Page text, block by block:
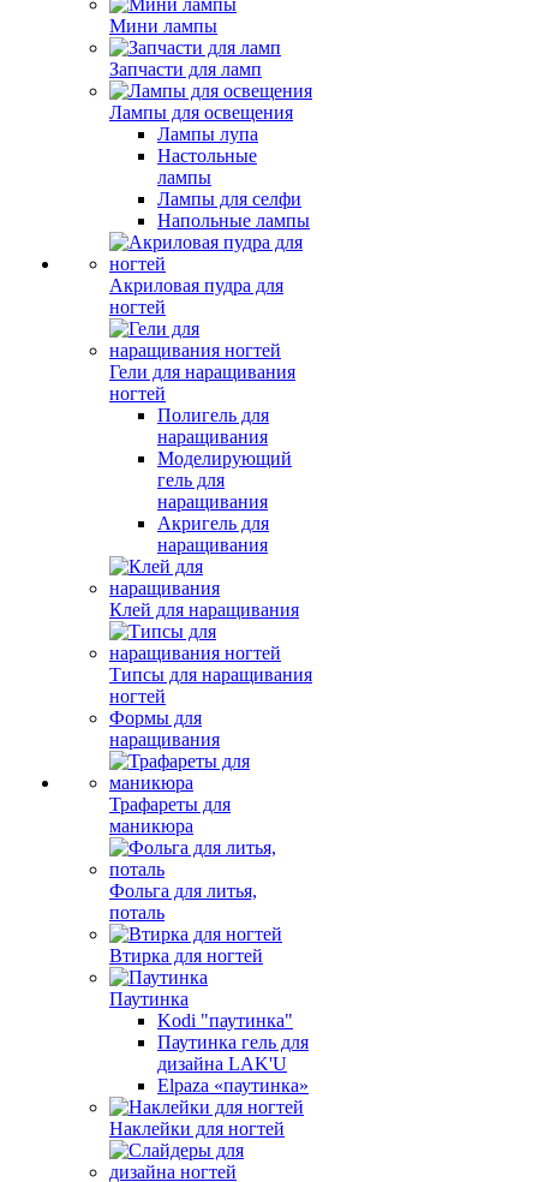
Мини лампы
Запчасти для ламп
Лампы для освещения
Лампы лупа
Настольные
лампы
Лампы для селфи
Напольные лампы
Акриловая пудра для
ногтей
Гели для наращивания
ногтей
Полигель для
наращивания
Моделирующий
гель для
наращивания
Акригель для
наращивания
Клей для наращивания
Типсы для наращивания
ногтей
Формы для
наращивания
Трафареты для
маникюра
Фольга для литья,
поталь
Втирка для ногтей
Паутинка
Kodi "паутинка"
Паутинка гель для
дизайна LAK'U
Elpaza «паутинка»
Наклейки для ногтей